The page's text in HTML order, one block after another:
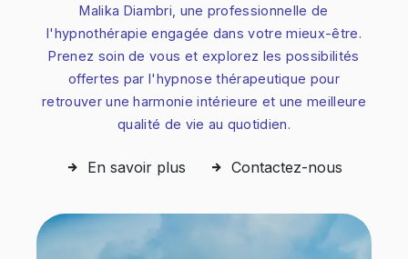
Malika Diambri, une professionnelle de
l'hypnothérapie engagée dans votre mieux-être.
Prenez soin de vous et explorez les possibilités
offertes par l'hypnose thérapeutique pour
retrouver une harmonie intérieure et une meilleure
qualité de vie au quotidien.
En savoir plus Contactez-nous